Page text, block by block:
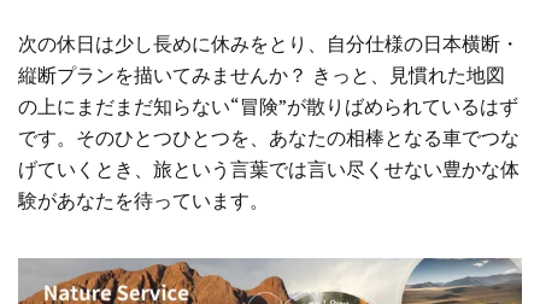
次の休日は少し長めに休みをとり、自分仕様の日本横断・
縦断プランを描いてみませんか？ きっと、見慣れた地図
の上にまだまだ知らない“冒険”が散りばめられているはず
です。そのひとつひとつを、あなたの相棒となる車でつな
げていくとき、旅という言葉では言い尽くせない豊かな体
験があなたを待っています。